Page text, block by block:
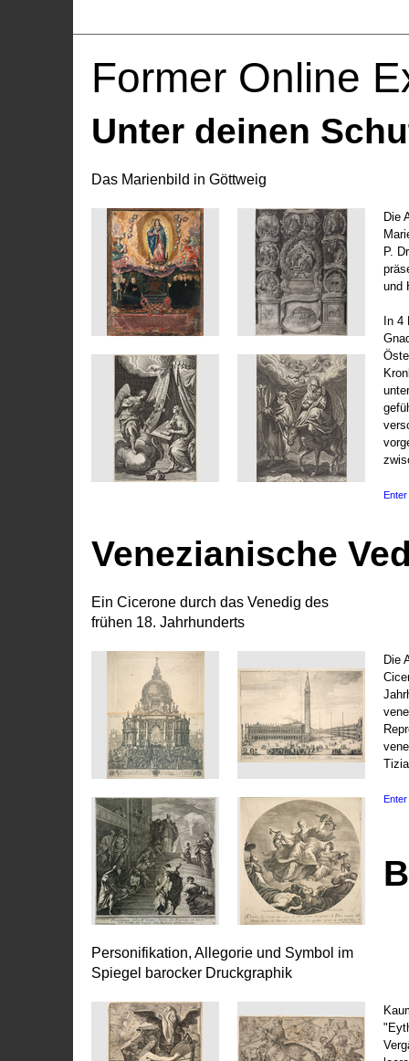
Former Online
Unter deinen
Das Marienbild in Göttweig
Die
P.
und
In 4
Enter
Venezianische
Ein Cicerone durch das Venedig des
frühen 18. Jahrhunderts
Die
Enter
Personifikation, Allegorie und Symbol im
Spiegel barocker Druckgraphik